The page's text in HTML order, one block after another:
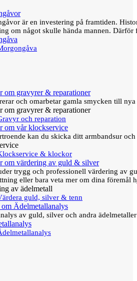
är en investering på framtiden.
om något skulle hända mannen.
om gravyrer & reparationer
och omarbetar gamla smycken till
om gravyrer & reparationer
och reparation
om vår klockservice
kan du skicka ditt armbandsur
& klockor
om värdering av guld & silver
trygg och professionell värdering av
eller bara veta mer om dina föremål
av ädelmetall
guld, silver & tenn
om Ädelmetallanalys
av guld, silver och andra